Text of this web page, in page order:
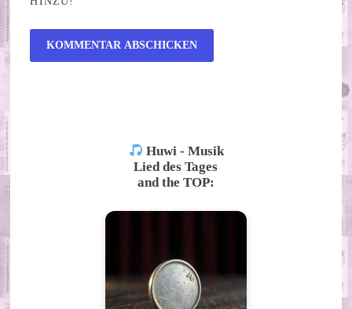
Huwi - Musik
Lied des Tages
and the TOP: